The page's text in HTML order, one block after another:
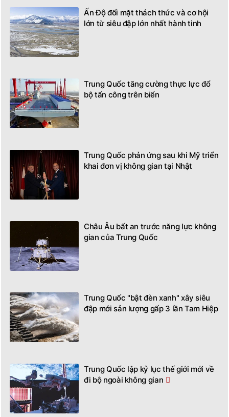
Ấn Độ đối mặt thách thức và cơ hội
lớn từ siêu đập lớn nhất hành tinh
Trung Quốc tăng cường thực lực đổ
bộ tấn công trên biển
Trung Quốc phản ứng sau khi Mỹ triển
khai đơn vị không gian tại Nhật
Châu Âu bất an trước năng lực không
gian của Trung Quốc
Trung Quốc "bật đèn xanh" xây siêu
đập mới sản lượng gấp 3 lần Tam Hiệp
Trung Quốc lập kỷ lục thế giới mới về
đi bộ ngoài không gian